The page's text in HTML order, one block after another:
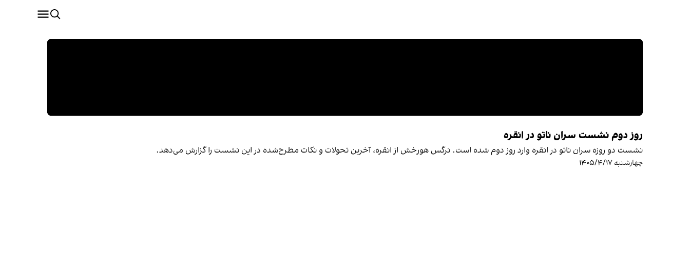
روز دوم نشست سران ناتو در انقره
نشست دو روزه سران ناتو در انقره وارد روز دوم شده است. نرگس هورخش از انقره، آخرین تحولات و نکات مطرح‌شده در این نشست را گزارش می‌دهد.
چهارشنبه ۱۴۰۵/۴/۱۷